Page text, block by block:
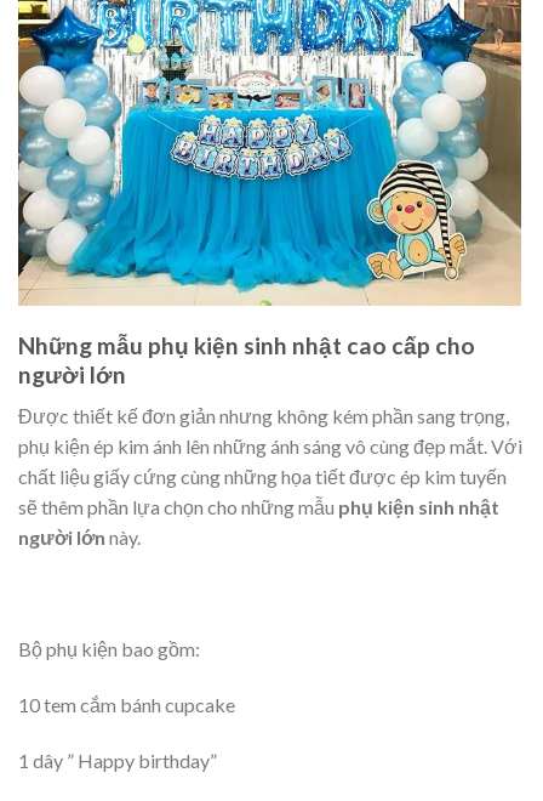
Những mẫu phụ kiện sinh nhật cao cấp cho
người lớn
Được thiết kế đơn giản nhưng không kém phần sang trọng,
phụ kiện ép kim ánh lên những ánh sáng vô cùng đẹp mắt. Với
chất liệu giấy cứng cùng những họa tiết được ép kim tuyến
sẽ thêm phần lựa chọn cho những mẫu phụ kiện sinh nhật
người lớn này.
Bộ phụ kiện bao gồm:
10 tem cắm bánh cupcake
1 dây ” Happy birthday”